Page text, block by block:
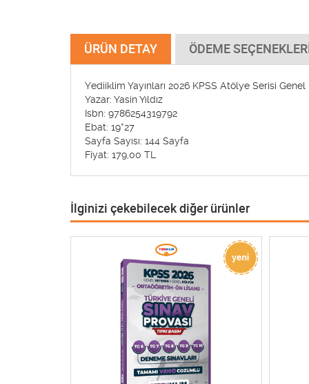
ÜRÜN DETAY ÖDEME
Yediiklim Yayınları 2026 KPSS Atölye Serisi
Yazar: Yasin Yıldız
Isbn: 9786254319792
Ebat: 19*27
Sayfa Sayısı: 144 Sayfa
Fiyat: 179,00 TL
İlginizi çekebilecek diğer ürünler